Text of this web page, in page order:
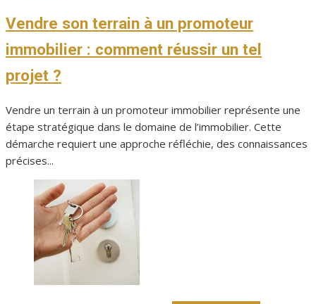
Vendre son terrain à un promoteur
immobilier : comment réussir un tel
projet ?
Vendre un terrain à un promoteur immobilier représente une
étape stratégique dans le domaine de l’immobilier. Cette
démarche requiert une approche réfléchie, des connaissances
précises...